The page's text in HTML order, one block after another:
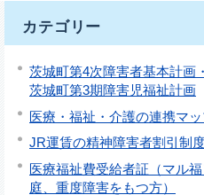
カテゴリー
茨城町第4次障害者基本計画
茨城町第3期障害児福祉計画
医療・福祉・介護の連携マ
JR運賃の精神障害者割引制
医療福祉費受給者証（マル
庭、重度障害をもつ方）